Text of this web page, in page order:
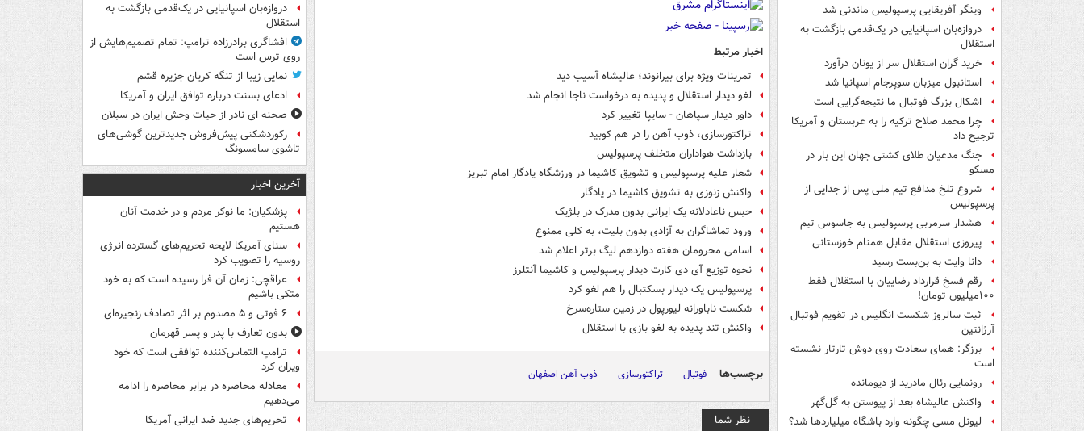
وینگر آفریقایی پرسپولیس ماندنی شد
دروازه‌بان اسپانیایی در یک‌قدمی بازگشت به
استقلال
خرید گران استقلال سر از یونان درآورد
استانبول میزبان سوپرجام اسپانیا شد
اشکال بزرگ فوتبال ما نتیجه‌گرایی است
چرا محمد صلاح ترکیه را به عربستان و آمریکا
ترجیح داد
جنگ مدعیان طلای کشتی جهان این بار در
مسکو
شروع تلخ مدافع تیم ملی پس از جدایی از
پرسپولیس
هشدار سرمربی پرسپولیس به جاسوس تیم
پیروزی استقلال مقابل همنام خوزستانی
دانا وایت به بن‌بست رسید
رقم فسخ قرارداد رضاییان با استقلال فقط
۱۰۰میلیون تومان!
ثبت سالروز شکست انگلیس در تقویم فوتبال
آرژانتین
برزگر: همای سعادت روی دوش تارتار نشسته
است
رونمایی رئال مادرید از دیومانده
واکنش عالیشاه بعد از پیوستن به گل‌گهر
لیونل مسی چگونه وارد باشگاه میلیاردها شد؟
اخبار مرتبط
تمرینات ویژه برای بیرانوند؛ عالیشاه آسیب دید
لغو دیدار استقلال و پدیده به درخواست ناجا انجام شد
داور دیدار سپاهان - سایپا تغییر کرد
تراکتورسازی، ذوب آهن را در هم کوبید
بازداشت هواداران متخلف پرسپولیس
شعار علیه پرسپولیس و تشویق کاشیما در ورزشگاه یادگار امام تبریز
واکنش زنوزی به تشویق کاشیما در یادگار
حبس ناعادلانه یک ایرانی بدون مدرک در بلژیک
ورود تماشاگران به آزادی بدون بلیت، به کلی ممنوع
اسامی محرومان هفته دوازدهم لیگ برتر اعلام شد
نحوه توزیع آی دی کارت دیدار پرسپولیس و کاشیما آنتلرز
پرسپولیس یک دیدار بسکتبال را هم لغو کرد
شکست ناباورانه لیورپول در زمین ستاره‌سرخ
واکنش تند پدیده به لغو بازی با استقلال
برچسب‌ها فوتبال تراکتورسازی ذوب آهن اصفهان
نظر شما
دروازه‌بان اسپانیایی در یک‌قدمی بازگشت به
استقلال
افشاگری برادرزاده ترامپ: تمام تصمیم‌هایش از
روی ترس است
نمایی زیبا از تنگه کریان جزیره قشم
ادعای بسنت درباره توافق ایران و آمریکا
صحنه ای نادر از حیات وحش ایران در سبلان
رکوردشکنی پیش‌فروش جدیدترین گوشی‌های
تاشوی سامسونگ
آخرین اخبار
پزشکیان: ما نوکر مردم و در خدمت آنان
هستیم
سنای آمریکا لایحه تحریم‌های گسترده انرژی
روسیه را تصویب کرد
عراقچی: زمان آن فرا رسیده است که به خود
متکی باشیم
۶ فوتی و ۵ مصدوم بر اثر تصادف زنجیره‌ای
بدون تعارف با پدر و پسر قهرمان
ترامپ التماس‌کننده توافقی است که خود
ویران کرد
معادله محاصره در برابر محاصره را ادامه
می‌دهیم
تحریم‌های جدید ضد ایرانی آمریکا